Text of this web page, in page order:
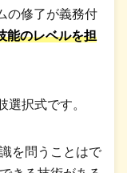
の修了が義務付
能のレベルを担
選択式です。
を問うことはで